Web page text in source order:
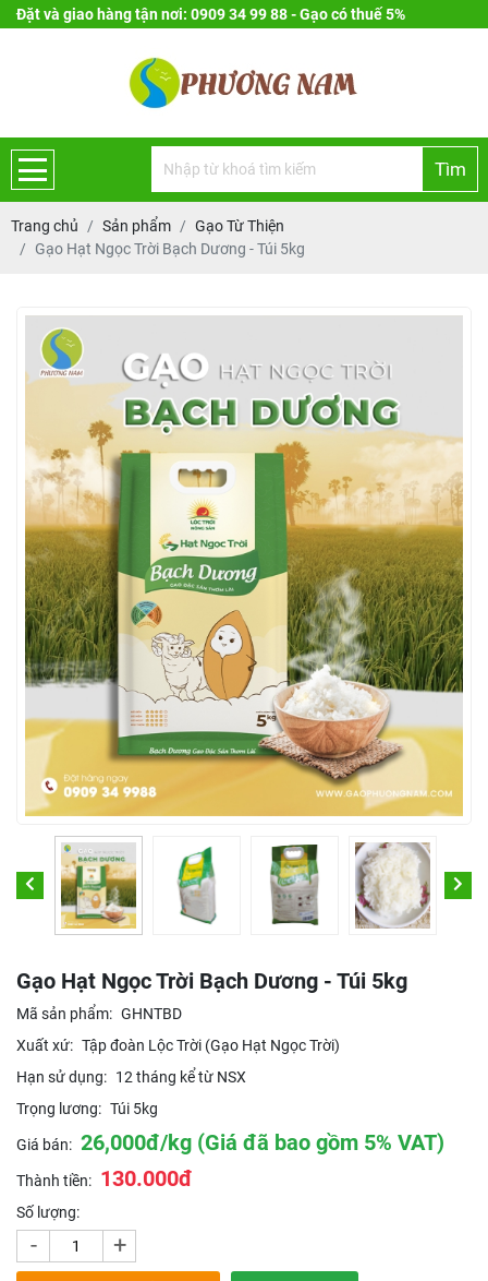
Đặt và giao hàng tận nơi: 0909 34 99 88 - Gạo có thuế 5%
Tìm
Trang chủ Sản phẩm
Gạo Từ Thiện
Gạo Hạt Ngọc Trời Bạch Dương - Túi 5kg
Gạo Hạt Ngọc Trời Bạch Dương - Túi 5kg
Mã sản phẩm: GHNTBD
Xuất xứ: Tập đoàn Lộc Trời (Gạo Hạt Ngọc Trời)
Hạn sử dụng: 12 tháng kể từ NSX
Trọng lương: Túi 5kg
Giá bán: 26,000đ/kg (Giá đã bao gồm 5% VAT)
Thành tiền: 130.000đ
Số lượng:
- +